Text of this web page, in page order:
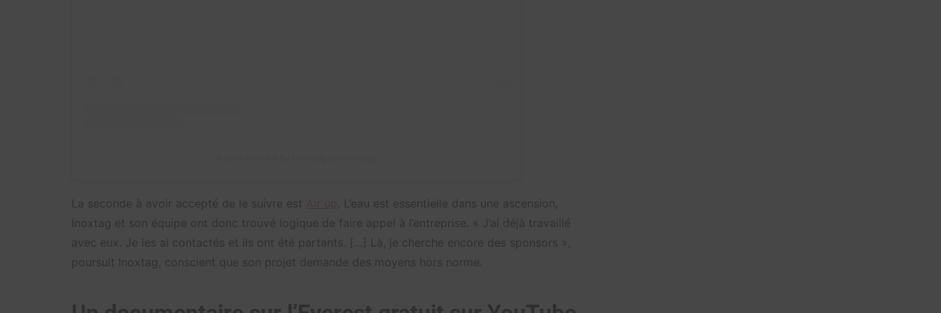
La seconde à avoir accepté de le suivre est
. L’eau est essentielle dans une ascension,
Inoxtag et son équipe ont donc trouvé logique de faire appel à l’entreprise. « J’ai déjà travaillé
avec eux. Je les ai contactés et ils ont été partants. […] Là, je cherche encore des sponsors »,
poursuit Inoxtag, conscient que son projet demande des moyens hors norme.